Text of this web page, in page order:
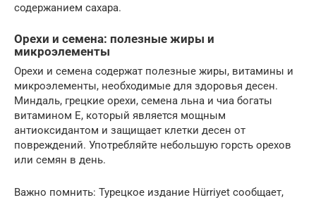
содержанием сахара.
Орехи и семена: полезные жиры и
микроэлементы
Орехи и семена содержат полезные жиры, витамины и
микроэлементы, необходимые для здоровья десен.
Миндаль, грецкие орехи, семена льна и чиа богаты
витамином E, который является мощным
антиоксидантом и защищает клетки десен от
повреждений. Употребляйте небольшую горсть орехов
или семян в день.
Важно помнить: Турецкое издание Hürriyet сообщает,